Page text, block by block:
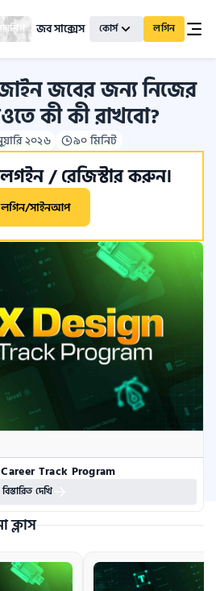
জব সাক্সেস কোর্স লগিন
জবের জন্য নিজের
কী কী রাখবো?
২০২৬ ৯০ মিনিট
/ রেজিস্টার করুন।
লগিন/সাইনআপ
Track Program
বিস্তারিত দেখি
ক্লাস